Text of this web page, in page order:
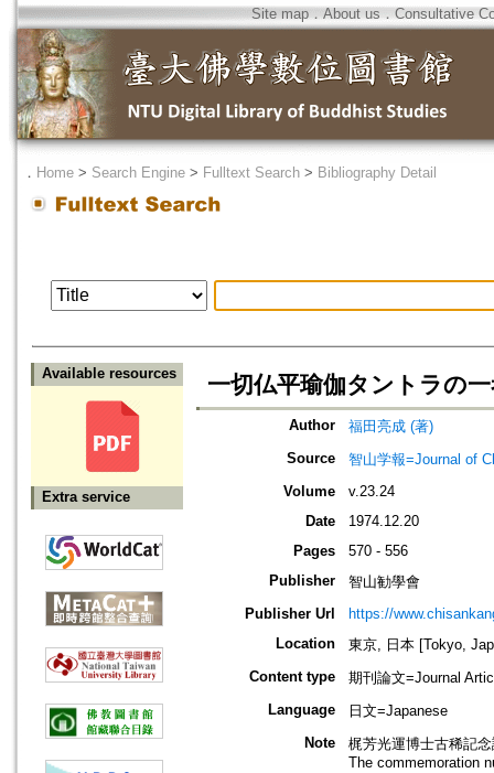
Site map．About us ． Consultative
． Home > Search Engine > Fulltext Search > Bibliography Detail
Available resources
Extra service
一切仏平瑜伽タントラの
Author
福田亮成 (著)
Source
智山学報=Journal of
Volume
v.23.24
Date
1974.12.20
Pages
570 - 556
Publisher
智山勧學會
Publisher Url
https://
Location
東京, 日本 [Tokyo,
Content type
期刊論文=Journal
Language
日文=Japanese
Note
梶芳光運博士古稀記
The commemoration